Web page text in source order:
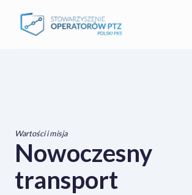
Wartości i misja
Nowoczesny
transport